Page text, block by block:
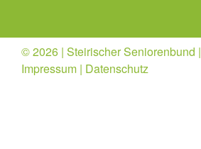
© 2026 | Steirischer Seniorenbund |
Impressum | Datenschutz